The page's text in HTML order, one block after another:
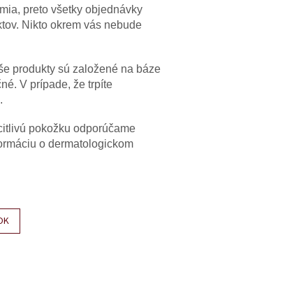
preto všetky objednávky
Nikto okrem vás nebude
produkty sú založené na báze
V prípade, že trpíte
pokožku odporúčame
o dermatologickom